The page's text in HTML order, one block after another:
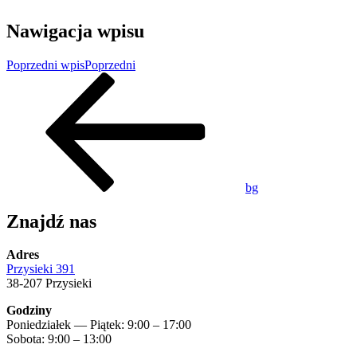
Nawigacja wpisu
Poprzedni wpisPoprzedni
bg
Znajdź nas
Adres
Przysieki 391
38-207 Przysieki
Godziny
Poniedziałek — Piątek: 9:00 – 17:00
Sobota: 9:00 – 13:00